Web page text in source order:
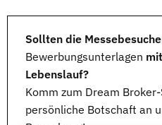
Sollten die
Bewerbungsunterlagen
Lebenslauf?
Komm zum Dream
persönliche Botschaft an